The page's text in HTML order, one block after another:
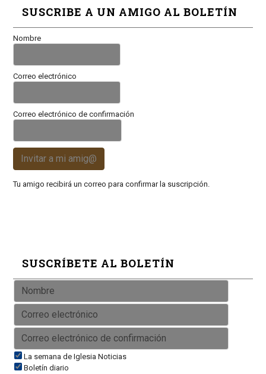
SUSCRIBE A UN AMIGO AL BOLETÍN
Nombre
Correo electrónico
Correo electrónico de confirmación
Invitar a mi amig@
Tu amigo recibirá un correo para confirmar la suscripción.
SUSCRÍBETE AL BOLETÍN
La semana de Iglesia Noticias
Boletín diario